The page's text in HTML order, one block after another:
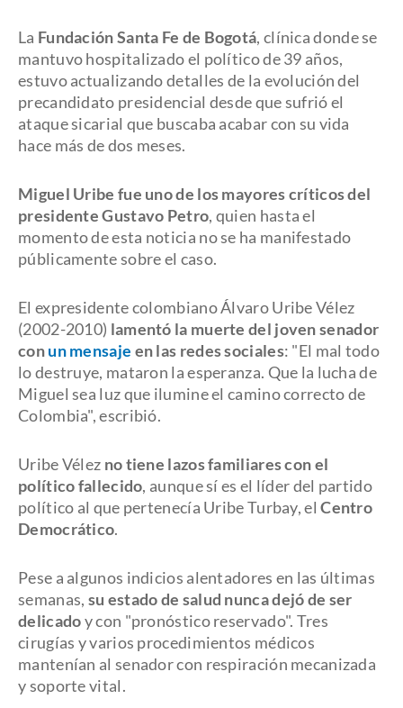
La Fundación Santa Fe de Bogotá, clínica donde se
mantuvo hospitalizado el político de 39 años,
estuvo actualizando detalles de la evolución del
precandidato presidencial desde que sufrió el
ataque sicarial que buscaba acabar con su vida
hace más de dos meses.
Miguel Uribe fue uno de los mayores críticos del
presidente Gustavo Petro, quien hasta el
momento de esta noticia no se ha manifestado
públicamente sobre el caso.
El expresidente colombiano Álvaro Uribe Vélez
(2002-2010) lamentó la muerte del joven senador
conun mensaje en las redes sociales: "El mal todo
lo destruye, mataron la esperanza. Que la lucha de
Miguel sea luz que ilumine el camino correcto de
Colombia", escribió.
Uribe Vélez no tiene lazos familiares con el
político fallecido, aunque sí es el líder del partido
político al que pertenecía Uribe Turbay, elCentro
Democrático.
Pese a algunos indicios alentadores en las últimas
semanas, su estado de salud nunca dejó de ser
delicadoy con "pronóstico reservado". Tres
cirugías y varios procedimientos médicos
mantenían al senador con respiración mecanizada
y soporte vital.